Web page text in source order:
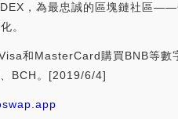
，為最忠誠的區塊鏈社區
。
和MasterCard購買BNB等
BCH。[2019/6/4]